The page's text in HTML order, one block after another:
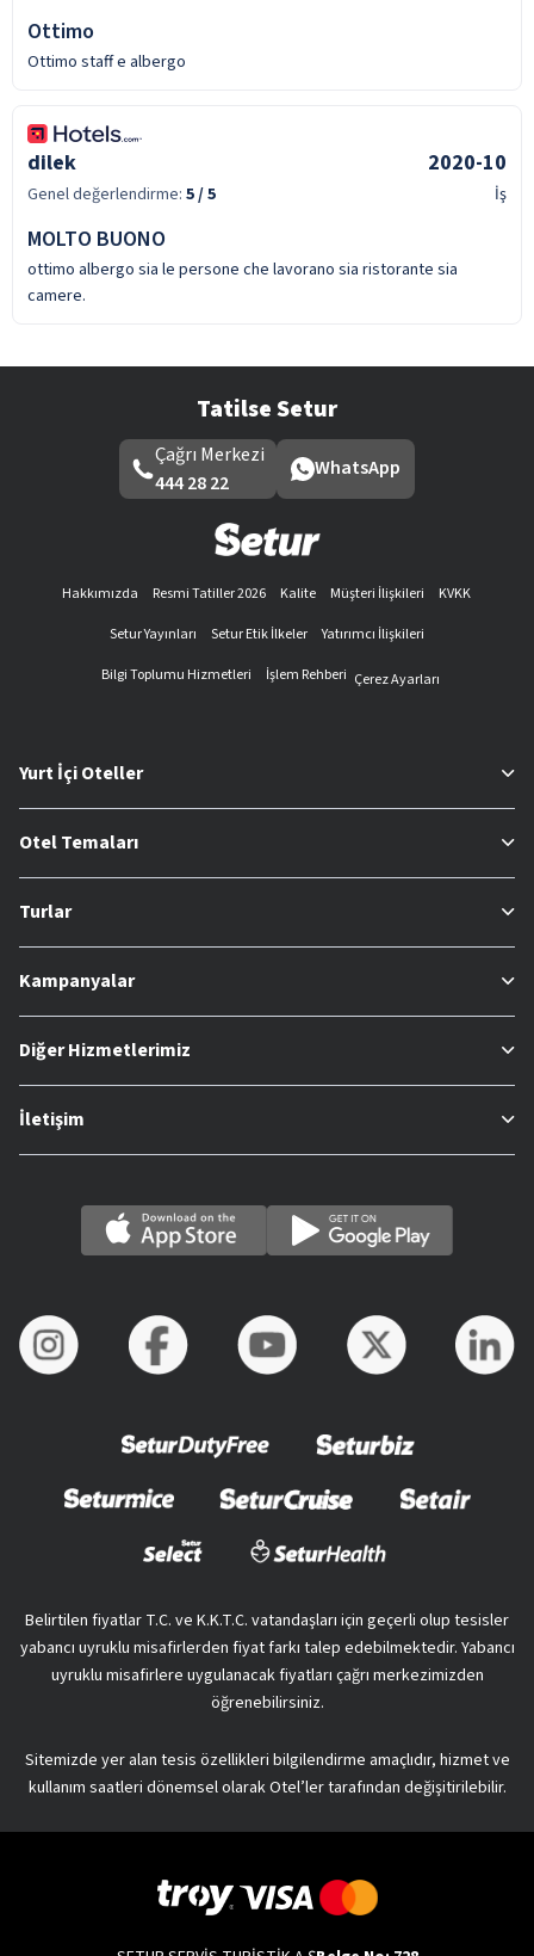
Ottimo
Ottimo staff e albergo
dilek 2020-10
Genel değerlendirme: 5/ 5 İş
MOLTO BUONO
ottimo albergo sia le persone che lavorano sia ristorante sia
camere.
Tatilse Setur
Çağrı Merkezi
444 28 22
WhatsApp
Hakkımızda Resmi Tatiller 2026 Kalite Müşteri İlişkileri
KVKK
Setur Yayınları
Setur Etik İlkeler
Yatırımcı İlişkileri
Bilgi Toplumu Hizmetleri
İşlem Rehberi Çerez Ayarları
Yurt İçi Oteller
Otel Temaları
Turlar
Kampanyalar
Diğer Hizmetlerimiz
İletişim
Belirtilen fiyatlar T.C. ve K.K.T.C. vatandaşları için geçerli olup tesisler
yabancı uyruklu misafirlerden fiyat farkı talep edebilmektedir. Yabancı
uyruklu misafirlere uygulanacak fiyatları çağrı merkezimizden
öğrenebilirsiniz.
Sitemizde yer alan tesis özellikleri bilgilendirme amaçlıdır, hizmet ve
kullanım saatleri dönemsel olarak Otel’ler tarafından değişitirilebilir.